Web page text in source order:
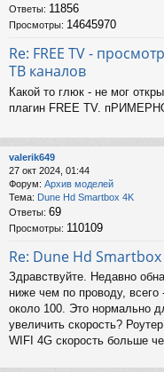
Ответы: 11856
Просмотры: 14645970
Re: FREE TV -
ТВ каналов
Какой то глюк - не мог
плагин FREE TV.
valerik649
27 окт 2024, 01:44
Форум: Архив моделей
Тема: Dune Hd Smartbox 4K
Ответы: 69
Просмотры: 110109
Re: Dune Hd Smartbox
Здравствуйте. Недавно
ниже чем по проводу,
около 100. Это нормально
увеличить скорость?
WIFI 4G скорость больше